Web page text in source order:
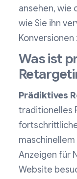
ansehen, wie
wie Sie ihn
Was ist
Prädiktives
traditionelles
Anzeigen für
Website